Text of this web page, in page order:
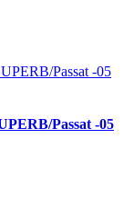
Passat -05